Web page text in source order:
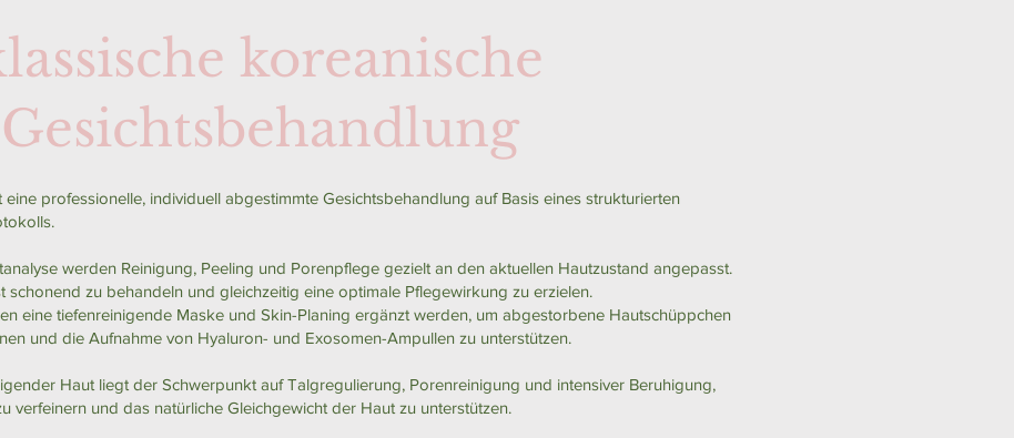
koreanische
Gesichtsbehandlung
eine professionelle, individuell abgestimmte Gesichtsbehandlung auf Basis eines strukturierten
werden Reinigung, Peeling und Porenpflege gezielt an den aktuellen Hautzustand angepasst.
schonend zu behandeln und gleichzeitig eine optimale Pflegewirkung zu erzielen.
eine tiefenreinigende Maske und Skin-Planing ergänzt werden, um abgestorbene Hautschüppchen
und die Aufnahme von Hyaluron- und Exosomen-Ampullen zu unterstützen.
Haut liegt der Schwerpunkt auf Talgregulierung, Porenreinigung und intensiver Beruhigung,
verfeinern und das natürliche Gleichgewicht der Haut zu unterstützen.